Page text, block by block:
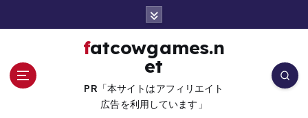
fatcowgames.n
et
PR「本サイトはアフィリエイト
広告を利用しています」